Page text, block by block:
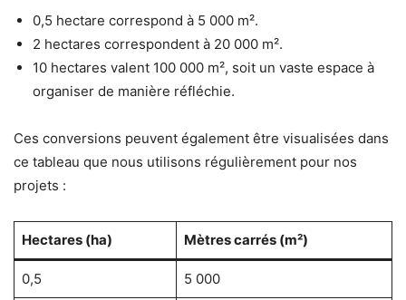
0,5 hectare correspond à 5 000 m².
2 hectares correspondent à 20 000 m².
10 hectares valent 100 000 m², soit un vaste espace à
organiser de manière réfléchie.
Ces conversions peuvent également être visualisées dans
ce tableau que nous utilisons régulièrement pour nos
projets :
Hectares (ha) Mètres carrés (m²)
0,5 5 000